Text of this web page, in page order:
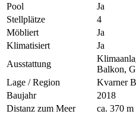
Pool
Ja
Stellplätze
4
Möbliert
Ja
Klimatisiert
Ja
Ausstattung
Balkon,
Lage / Region
Kvarner
Baujahr
2018
Distanz zum Meer
ca. 370 m